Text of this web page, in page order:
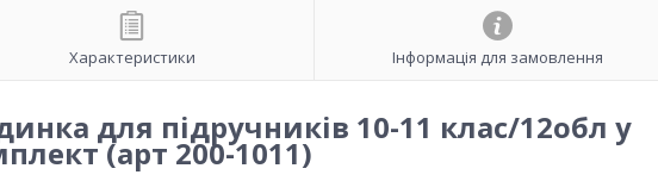
Характеристики Інформація для замовлення
для підручників 10-11 клас/12обл у
(арт 200-1011)